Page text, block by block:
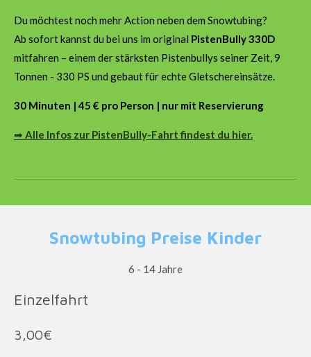
Du möchtest noch mehr Action neben dem Snowtubing?
Ab sofort kannst du bei uns im original PistenBully 330D
mitfahren – einem der stärksten Pistenbullys seiner Zeit, 9
Tonnen - 330 PS und gebaut für echte Gletschereinsätze.
30 Minuten | 45 € pro Person | nur mit Reservierung
➡ Alle Infos zur PistenBully-Fahrt findest du hier.
Snowtubing Preise Kinder
6 - 14 Jahre
Einzelfahrt
3,00€